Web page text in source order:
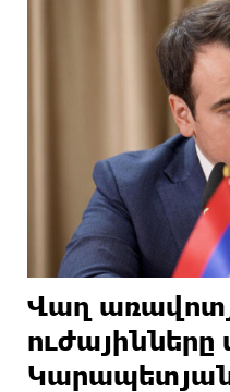
Վաղ
ուժայինները